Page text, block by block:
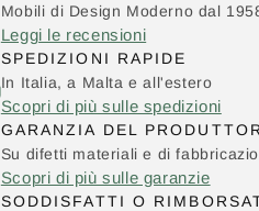
Mobili di Design Moderno dal
Leggi le recensioni
SPEDIZIONI RAPIDE
In Italia, a Malta e all'estero
Scopri di più sulle spedizioni
GARANZIA DEL
Su difetti materiali e di
Scopri di più sulle garanzie
SODDISFATTI O